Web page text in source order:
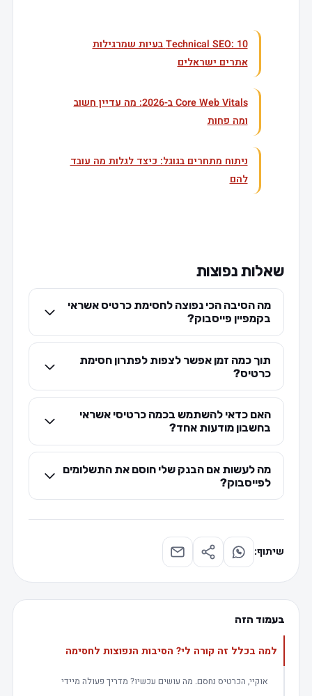
Technical SEO: 10 בעיות שמרגילות
אתרים ישראלים
Core Web Vitals ב-2026: מה עדיין חשוב
ומה פחות
ניתוח מתחרים בגוגל: כיצד לגלות מה עובד
להם
שאלות נפוצות
מה הסיבה הכי נפוצה לחסימת כרטיס אשראי
בקמפיין פייסבוק?
תוך כמה זמן אפשר לצפות לפתרון חסימת
כרטיס?
האם כדאי להשתמש בכמה כרטיסי אשראי
בחשבון מודעות אחד?
מה לעשות אם הבנק שלי חוסם את התשלומים
לפייסבוק?
שיתוף:
בעמוד הזה
למה בכלל זה קורה לי? הסיבות הנפוצות לחסימה
אוקיי, הכרטיס נחסם. מה עושים עכשיו? מדריך פעולה מיידי